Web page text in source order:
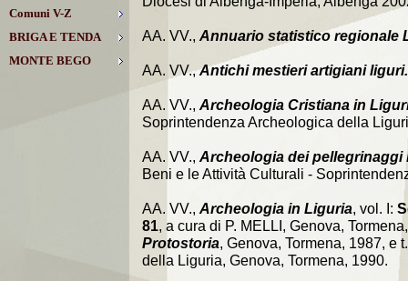
Comuni V-Z
BRIGA E TENDA
MONTE BEGO
AA. VV., Annuario statistico regionale
AA. VV.,Antichi mestieri artigiani
AA. VV., Archeologia Cristiana in
Soprintendenza Archeologica della
AA. VV., Archeologia dei pellegrinaggi
Beni e le Attività Culturali -
AA. VV., Archeologia in Liguria, vol. I:
81, a cura di P. MELLI, Genova,
Protostoria, Genova, Tormena, 1987, e
della Liguria, Genova, Tormena, 1990.